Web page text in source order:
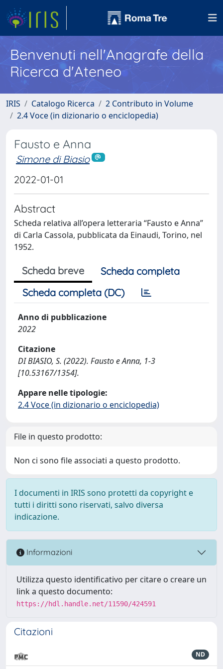
Benvenuti nell'Anagrafe della
Ricerca d'Ateneo
IRIS Catalogo Ricerca
2 Contributo in Volume
2.4 Voce (in dizionario o enciclopedia)
Fausto e Anna
Simone di Biasio
2022-01-01
Abstract
Scheda relativa all’opera letteraria “Fausto e Anna”
di Carla Cassola, pubblicata da Einaudi, Torino, nel
1952.
Scheda breve
Scheda completa
Scheda completa (DC)
Anno di pubblicazione
2022
Citazione
DI BIASIO, S. (2022). Fausto e Anna, 1-3
[10.53167/1354].
Appare nelle tipologie:
2.4 Voce (in dizionario o enciclopedia)
File in questo prodotto:
Non ci sono file associati a questo prodotto.
I documenti in IRIS sono protetti da copyright e
tutti i diritti sono riservati, salvo diversa
indicazione.
Informazioni
Utilizza questo identificativo per citare o creare un
link a questo documento:
https://hdl.handle.net/11590/424591
Citazioni
ND